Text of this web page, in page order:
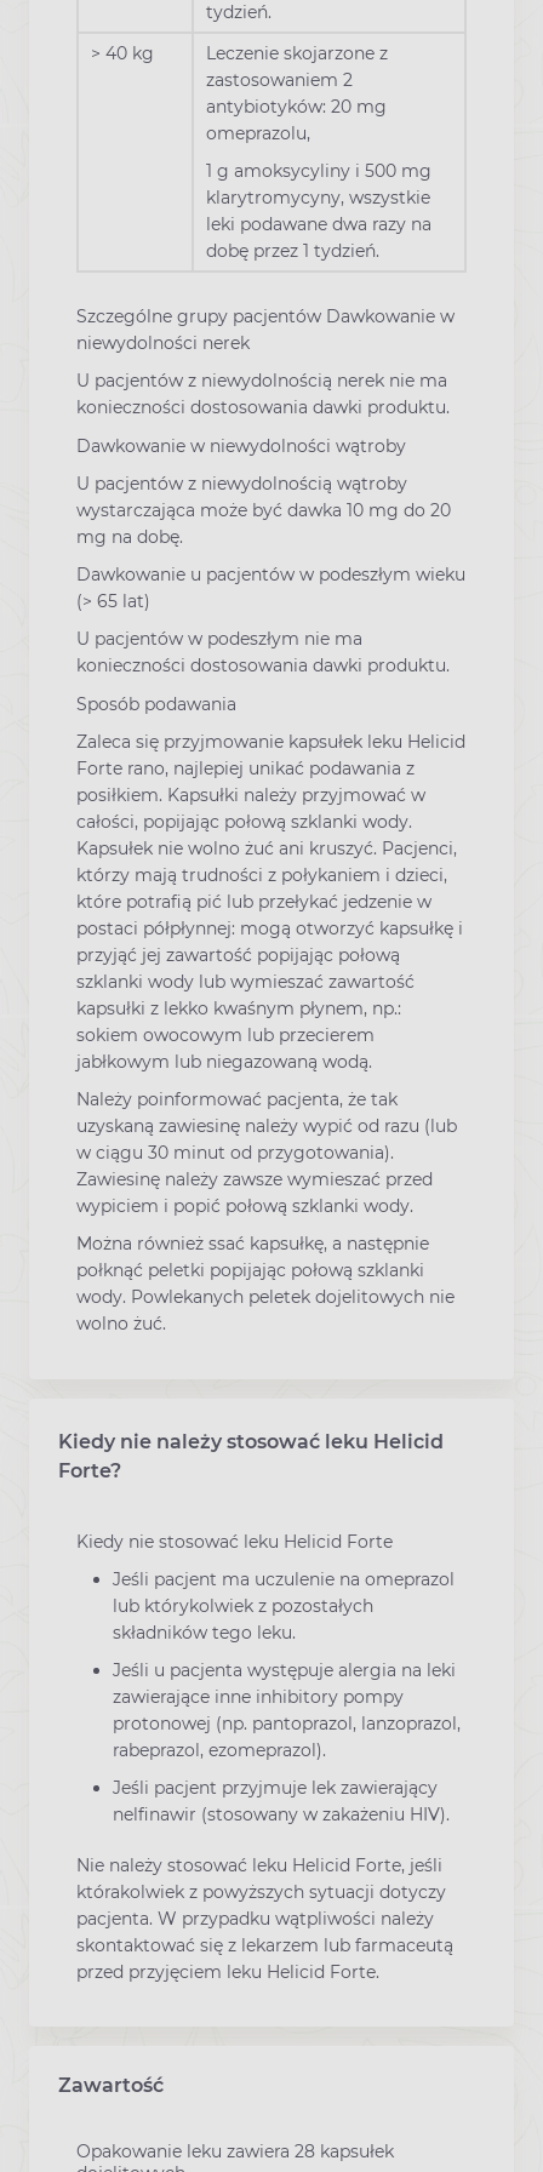
tydzień.
> 40 kg
Leczenie skojarzone z
zastosowaniem 2
antybiotyków: 20 mg
omeprazolu,
1 g amoksycyliny i 500 mg
klarytromycyny, wszystkie
leki podawane dwa razy na
dobę przez 1 tydzień.
Szczególne grupy pacjentów Dawkowanie w
niewydolności nerek
U pacjentów z niewydolnością nerek nie ma
konieczności dostosowania dawki produktu.
Dawkowanie w niewydolności wątroby
U pacjentów z niewydolnością wątroby
wystarczająca może być dawka 10 mg do 20
mg na dobę.
Dawkowanie u pacjentów w podeszłym wieku
(> 65 lat)
U pacjentów w podeszłym nie ma
konieczności dostosowania dawki produktu.
Sposób podawania
Zaleca się przyjmowanie kapsułek leku Helicid
Forte rano, najlepiej unikać podawania z
posiłkiem. Kapsułki należy przyjmować w
całości, popijając połową szklanki wody.
Kapsułek nie wolno żuć ani kruszyć. Pacjenci,
którzy mają trudności z połykaniem i dzieci,
które potrafią pić lub przełykać jedzenie w
postaci półpłynnej: mogą otworzyć kapsułkę i
przyjąć jej zawartość popijając połową
szklanki wody lub wymieszać zawartość
kapsułki z lekko kwaśnym płynem, np.:
sokiem owocowym lub przecierem
jabłkowym lub niegazowaną wodą.
Należy poinformować pacjenta, że tak
uzyskaną zawiesinę należy wypić od razu (lub
w ciągu 30 minut od przygotowania).
Zawiesinę należy zawsze wymieszać przed
wypiciem i popić połową szklanki wody.
Można również ssać kapsułkę, a następnie
połknąć peletki popijając połową szklanki
wody. Powlekanych peletek dojelitowych nie
wolno żuć.
Kiedy nie należy stosować leku Helicid
Forte?
Kiedy nie stosować leku Helicid Forte
Jeśli pacjent ma uczulenie na omeprazol
lub którykolwiek z pozostałych
składników tego leku.
Jeśli u pacjenta występuje alergia na leki
zawierające inne inhibitory pompy
protonowej (np. pantoprazol, lanzoprazol,
rabeprazol, ezomeprazol).
Jeśli pacjent przyjmuje lek zawierający
nelfinawir (stosowany w zakażeniu HIV).
Nie należy stosować leku Helicid Forte, jeśli
którakolwiek z powyższych sytuacji dotyczy
pacjenta. W przypadku wątpliwości należy
skontaktować się z lekarzem lub farmaceutą
przed przyjęciem leku Helicid Forte.
Zawartość
Opakowanie leku zawiera 28 kapsułek